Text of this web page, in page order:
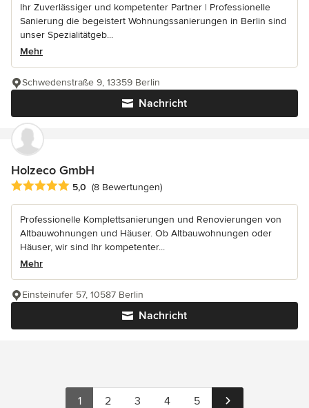
Ihr Zuverlässiger und kompetenter Partner | Professionelle
Sanierung die begeistert Wohnungssanierungen in Berlin sind
unser Spezialitätgeb...
Mehr
Nachricht
Schwedenstraße 9, 13359 Berlin
Holzeco GmbH
Durchschnittliche Bewertung: 5 von 5 Sternen
5,0 (8 Bewertungen)
Professionelle Komplettsanierungen und Renovierungen von
Altbauwohnungen und Häuser. Ob Altbauwohnungen oder
Häuser, wir sind Ihr kompetenter...
Mehr
Nachricht
Einsteinufer 57, 10587 Berlin
1 2 3 4 5